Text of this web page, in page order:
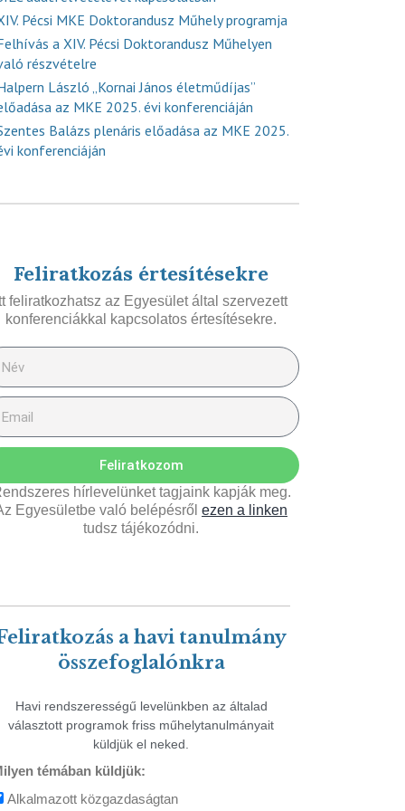
Pécsi MKE Doktorandusz Műhely programja
a XIV. Pécsi Doktorandusz Műhelyen
részvételre
László „Kornai János életműdíjas”
az MKE 2025. évi konferenciáján
Balázs plenáris előadása az MKE 2025.
konferenciáján
Feliratkozás értesítésekre
feliratkozhatsz az Egyesület által szervezett
konferenciákkal kapcsolatos értesítésekre.
Feliratkozom
hírlevelünket tagjaink kapják meg.
Egyesületbe való belépésről ezen a linken
tudsz tájékozódni.
a havi tanulmány
összefoglalónkra
Havi rendszerességű levelünkben az általad
választott programok friss műhelytanulmányait
küldjük el neked.
témában küldjük:
Alkalmazott közgazdaságtan